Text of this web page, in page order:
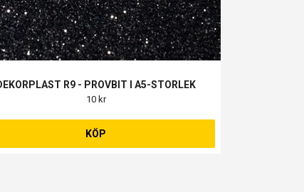
R9 - PROVBIT I A5-STORLEK
10 kr
KÖP